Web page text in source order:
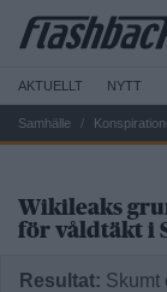
AKTUELLT NYTT
Samhälle
Wikileaks
för våldtäkt i
Resultat: Skumt